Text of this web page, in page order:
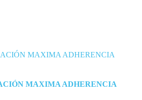
MAXIMA ADHERENCIA